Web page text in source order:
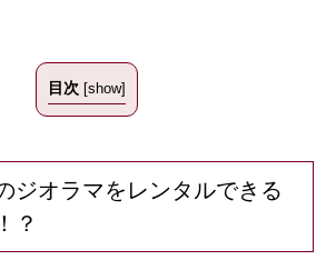
目次 show]
ジオラマをレンタルできる
？